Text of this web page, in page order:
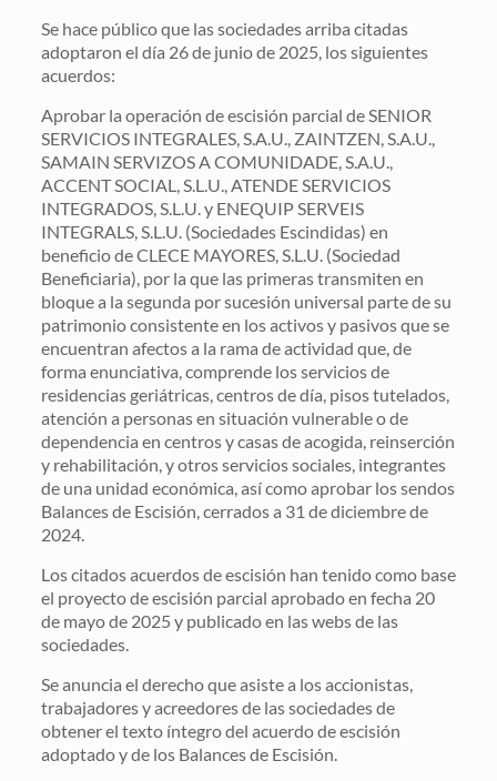
Se hace público que las sociedades arriba citadas
adoptaron el día 26 de junio de 2025, los siguientes
acuerdos:
Aprobar la operación de escisión parcial de SENIOR
SERVICIOS INTEGRALES, S.A.U., ZAINTZEN, S.A.U.,
SAMAIN SERVIZOS A COMUNIDADE, S.A.U.,
ACCENT SOCIAL, S.L.U., ATENDE SERVICIOS
INTEGRADOS, S.L.U. y ENEQUIP SERVEIS
INTEGRALS, S.L.U. (Sociedades Escindidas) en
beneficio de CLECE MAYORES, S.L.U. (Sociedad
Beneficiaria), por la que las primeras transmiten en
bloque a la segunda por sucesión universal parte de su
patrimonio consistente en los activos y pasivos que se
encuentran afectos a la rama de actividad que, de
forma enunciativa, comprende los servicios de
residencias geriátricas, centros de día, pisos tutelados,
atención a personas en situación vulnerable o de
dependencia en centros y casas de acogida, reinserción
y rehabilitación, y otros servicios sociales, integrantes
de una unidad económica, así como aprobar los sendos
Balances de Escisión, cerrados a 31 de diciembre de
2024.
Los citados acuerdos de escisión han tenido como base
el proyecto de escisión parcial aprobado en fecha 20
de mayo de 2025 y publicado en las webs de las
sociedades.
Se anuncia el derecho que asiste a los accionistas,
trabajadores y acreedores de las sociedades de
obtener el texto íntegro del acuerdo de escisión
adoptado y de los Balances de Escisión.